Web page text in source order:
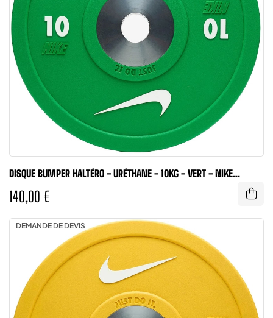
DISQUE BUMPER HALTÉRO - URÉTHANE - 10KG - VERT - NIKE
140,00 €
DEMANDE DE DEVIS